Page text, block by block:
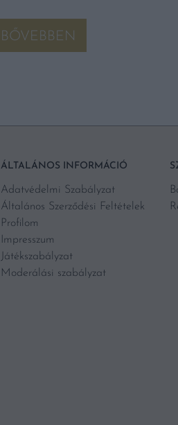
BŐVEBBEN
ÁLTALÁNOS INFORMÁCIÓ
Adatvédelmi Szabályzat
Általános Szerződési Feltételek
Profilom
Impresszum
Játékszabályzat
Moderálási szabályzat